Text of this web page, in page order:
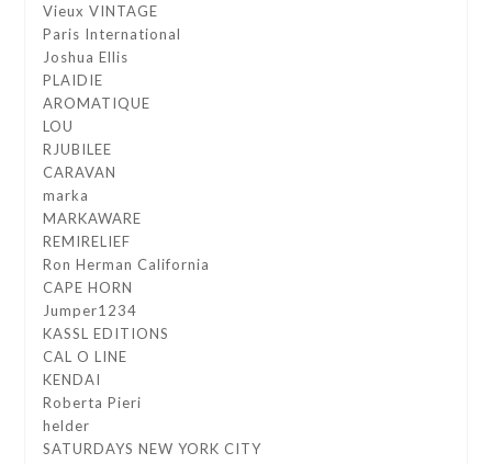
Vieux VINTAGE
Paris International
Joshua Ellis
PLAIDIE
AROMATIQUE
LOU
RJUBILEE
CARAVAN
marka
MARKAWARE
REMIRELIEF
Ron Herman California
CAPE HORN
Jumper1234
KASSL EDITIONS
CAL O LINE
KENDAI
Roberta Pieri
helder
SATURDAYS NEW YORK CITY